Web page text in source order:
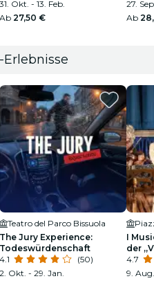
31. Okt. - 13. Feb.
Ab 27,50 €
27.
Ab
Teatro del Parco Bissuola
The Jury Experience:
Todeswürdenschaft
4.1
(50)
2. Okt. - 29. Jan.
I
der
4.7
9.